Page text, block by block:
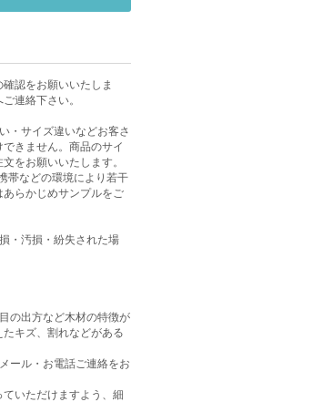
認をお願いいたしま
連絡下さい。
・サイズ違いなどお客さ
きません。商品のサイ
をお願いいたします。
帯などの環境により若干
らかじめサンプルをご
・汚損・紛失された場
の出方など木材の特徴が
キズ、割れなどがある
ール・お電話ご連絡をお
いただけますよう、細